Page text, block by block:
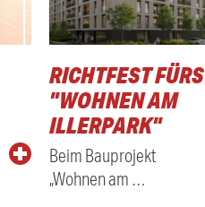
RICHTFEST FÜRS
"WOHNEN AM
ILLERPARK"
Beim Bauprojekt
„Wohnen am …